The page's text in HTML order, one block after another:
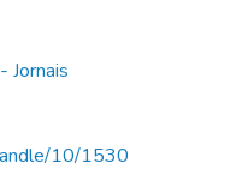
Jornais
10/1530